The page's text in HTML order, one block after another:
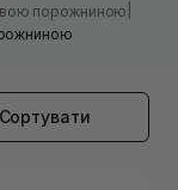
порожниною
Сортувати